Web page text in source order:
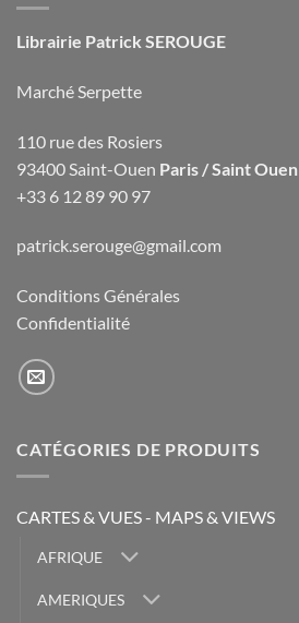
Librairie Patrick SEROUGE
Marché Serpette
110 rue des Rosiers
93400 Saint-Ouen Paris / Saint Ouen
+33 6 12 89 90 97
patrick.serouge@gmail.com
Conditions Générales
Confidentialité
CATÉGORIES DE PRODUITS
CARTES & VUES - MAPS & VIEWS
AFRIQUE
AMERIQUES